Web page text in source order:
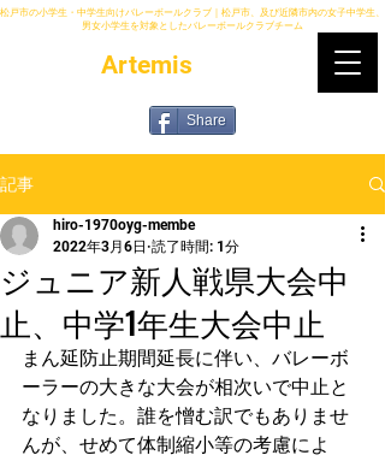
Artemis
Share
松戸市の小学生・中学生向けバレーボールクラブ｜松戸市、及び近隣市内の女子中学生、
男女小学生を対象としたバレーボールクラブチーム
記事
ジュニア新人戦県大会中
止、中学1年生大会中止
hiro-1970oyg-membe
2022年3月6日 読了時間: 1分
まん延防止期間延長に伴い、バレーボ
ーラーの大きな大会が相次いで中止と
なりました。誰を憎む訳でもありませ
んが、せめて体制縮小等の考慮によ